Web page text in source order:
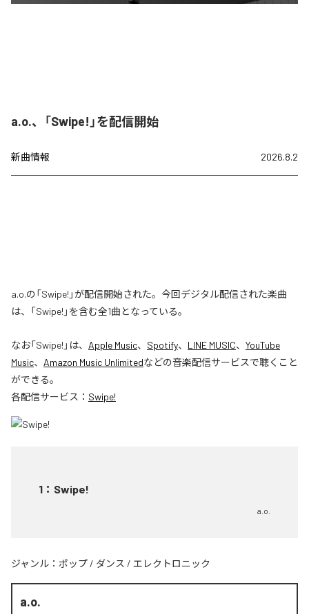
a.o.、「Swipe!」を配信開始
新曲情報 2026.8.2
a.o.の「Swipe!」が配信開始された。今回デジタル配信された楽曲
は、「Swipe!」を含む全1曲となっている。
なお「Swipe! 」は、 Apple Music、 Spotify、 LINE MUSIC、 YouTube
Music、 Amazon Music Unlimitedなどの音楽配信サービスで聴くこと
ができる。
各配信サービス： Swipe!
1 ： Swipe!
a.o.
ジャンル： ポップ / ダンス / エレクトロニック
a.o.